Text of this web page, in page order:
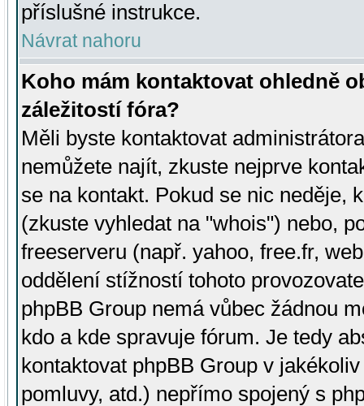
příslušné instrukce.
Návrat nahoru
Koho mám kontaktovat ohledně
záležitostí fóra?
Měli byste kontaktovat
nemůžete najít, zkuste nejprve
se na kontakt. Pokud se nic neděje,
(zkuste vyhledat na "whois") nebo,
freeserveru (např. yahoo, free.fr,
oddělení stížností tohoto
phpBB Group nemá vůbec žádnou
kdo a kde spravuje fórum. Je tedy
kontaktovat phpBB Group v
pomluvy, atd.) nepřímo spojený s